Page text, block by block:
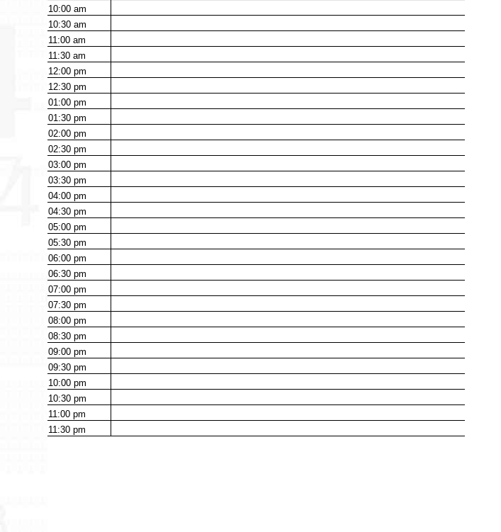
10:00am
10:30am
11:00am
11:30am
12:00pm
12:30pm
01:00pm
01:30pm
02:00pm
02:30pm
03:00pm
03:30pm
04:00pm
04:30pm
05:00pm
05:30pm
06:00pm
06:30pm
07:00pm
07:30pm
08:00pm
08:30pm
09:00pm
09:30pm
10:00pm
10:30pm
11:00pm
11:30pm